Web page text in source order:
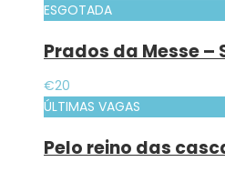
ESGOTADA
Prados da Messe –
€20
ÚLTIMAS VAGAS
Pelo reino das